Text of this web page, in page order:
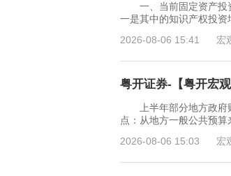
一、当前固定资产投
一是其中的知识产权投
2026-08-06 15:41
宏
粤开证券-【粤开宏
上半年部分地方政府
点：从地方一般公共预
2026-08-06 15:03
宏